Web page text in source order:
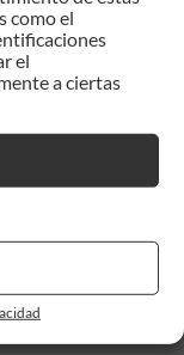
como el
el
a ciertas